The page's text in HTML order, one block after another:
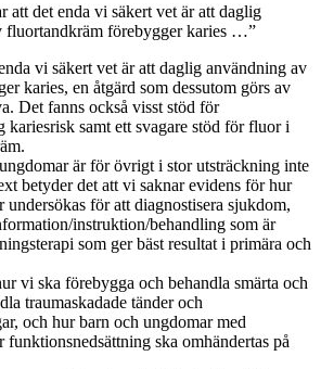
att det enda vi säkert vet är att daglig
fluortandkräm förebygger karies …”
vi säkert vet är att daglig användning av
karies, en åtgärd som dessutom görs av
Det fanns också visst stöd för
samt ett svagare stöd för fluor i
är för övrigt i stor utsträckning inte
betyder det att vi saknar evidens för hur
undersökas för att diagnostisera sjukdom,
instruktion/behandling som är
som ger bäst resultat i primära och
vi ska förebygga och behandla smärta och
traumaskadade tänder och
och hur barn och ungdomar med
ska omhändertas på